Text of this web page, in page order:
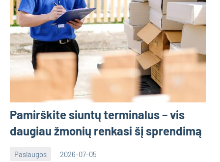
Pamirškite siuntų terminalus – vis
daugiau žmonių renkasi šį sprendimą
Paslaugos 2026-07-05